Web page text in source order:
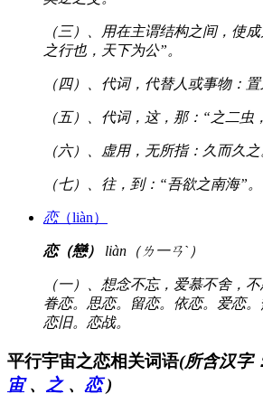
（三）、用在主谓结构之间，使
之行也，天下为公”。
（四）、代词，代替人或事物：
（五）、代词，这，那：“之二虫
（六）、虚用，无所指：久而久之
（七）、往，到：“吾欲之南海”。
恋（liàn）
恋（戀） liàn（ㄌ一ㄢˋ）
（一）、想念不忘，爱慕不舍，
眷恋。思恋。留恋。依恋。爱恋。
恋旧。恋战。
平行宇宙之恋相关词语(所含汉字
宙、 之、 恋)